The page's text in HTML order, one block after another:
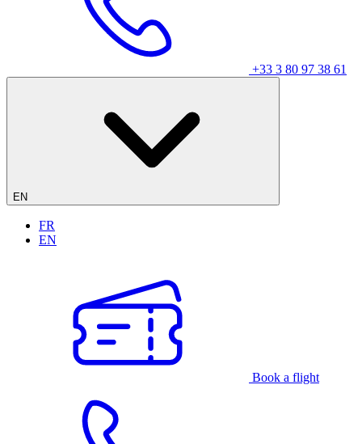
+33 3 80 97 38 61
EN
FR
EN
Book a flight